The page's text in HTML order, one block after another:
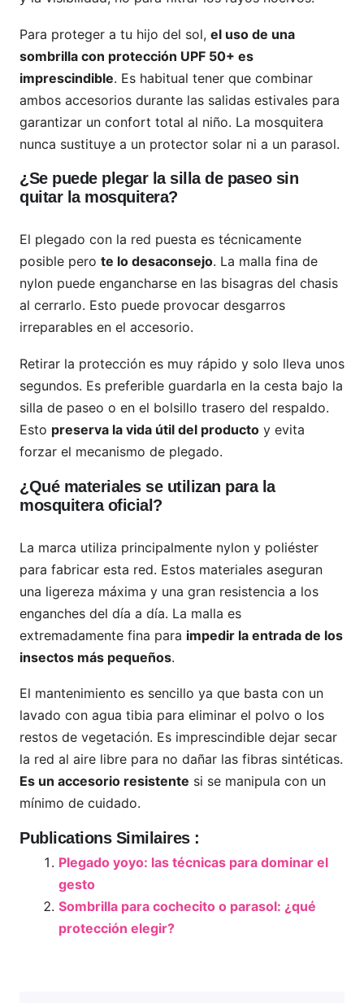
Para proteger a tu hijo del sol, el uso de una
sombrilla con protección UPF 50+ es
imprescindible. Es habitual tener que combinar
ambos accesorios durante las salidas estivales para
garantizar un confort total al niño. La mosquitera
nunca sustituye a un protector solar ni a un parasol.
¿Se puede plegar la silla de paseo sin
quitar la mosquitera?
El plegado con la red puesta es técnicamente
posible pero te lo desaconsejo. La malla fina de
nylon puede engancharse en las bisagras del chasis
al cerrarlo. Esto puede provocar desgarros
irreparables en el accesorio.
Retirar la protección es muy rápido y solo lleva unos
segundos. Es preferible guardarla en la cesta bajo la
silla de paseo o en el bolsillo trasero del respaldo.
Esto preserva la vida útil del producto y evita
forzar el mecanismo de plegado.
¿Qué materiales se utilizan para la
mosquitera oficial?
La marca utiliza principalmente nylon y poliéster
para fabricar esta red. Estos materiales aseguran
una ligereza máxima y una gran resistencia a los
enganches del día a día. La malla es
extremadamente fina para impedir la entrada de los
insectos más pequeños.
El mantenimiento es sencillo ya que basta con un
lavado con agua tibia para eliminar el polvo o los
restos de vegetación. Es imprescindible dejar secar
la red al aire libre para no dañar las fibras sintéticas.
Es un accesorio resistente si se manipula con un
mínimo de cuidado.
Publications Similaires :
Plegado yoyo: las técnicas para dominar el
gesto
Sombrilla para cochecito o parasol: ¿qué
protección elegir?